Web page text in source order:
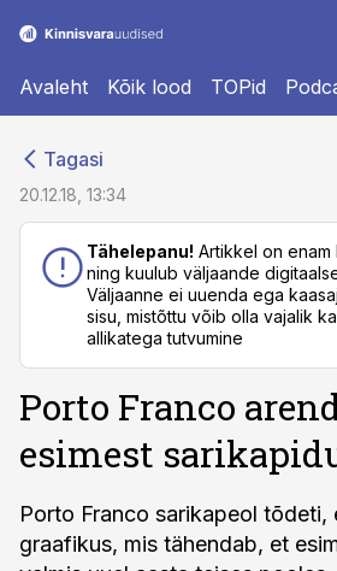
Avaleht Kõik lood TOPid
Tagasi
20.12.18, 13:34
Tähelepanu! Artikkel on enam
ning kuulub väljaande
Väljaanne ei uuenda ega
sisu, mistõttu võib olla vajalik
allikatega tutvumine
Porto Franco
esimest
Porto Franco sarikapeol tõdeti,
graafikus, mis tähendab, et